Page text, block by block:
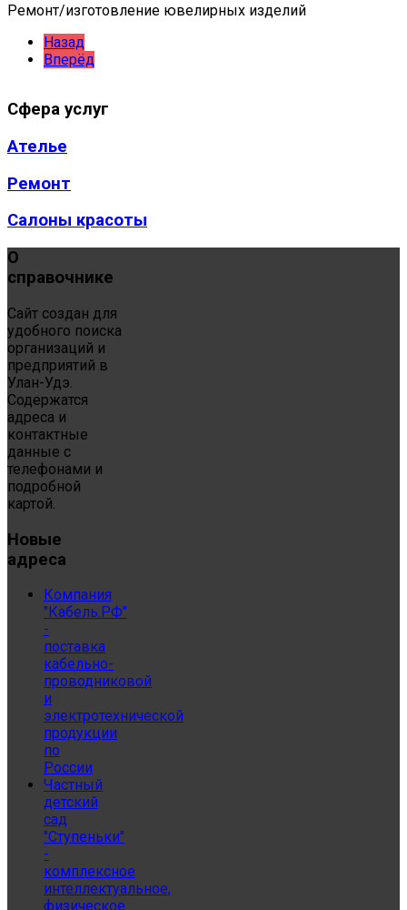
Ремонт/изготовление ювелирных изделий
Назад
Вперёд
Сфера услуг
Ателье
Ремонт
Салоны красоты
О
справочнике
Сайт создан для
удобного поиска
организаций и
предприятий в
Улан-Удэ.
Содержатся
адреса и
контактные
данные с
телефонами и
подробной
картой.
Новые
адреса
Компания
"Кабель.РФ"
-
поставка
кабельно-
проводниковой
и
электротехнической
продукции
по
России
Частный
детский
сад
"Ступеньки"
-
комплексное
интеллектуальное,
физическое